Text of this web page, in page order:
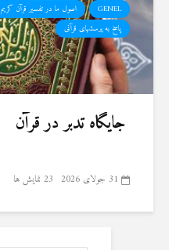
GENEL اصول ما در تفسیر قرآن کریم
پاسخ به پرسشهای قرآنی
جایگاه تدبر در قرآن
31 جولای 2026 23 نمایش ها